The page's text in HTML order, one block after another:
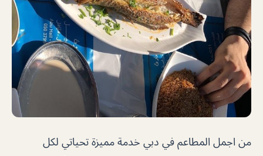
من اجمل المطاعم في دبي خدمة مميزة تحياتي لكل